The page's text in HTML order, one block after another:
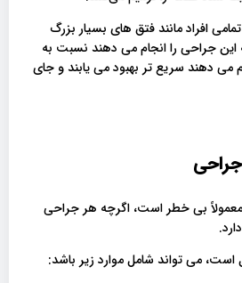
افراد مانند فتق های بسیار بزرگ
جراحی را انجام می دهند نسبت به
می دهند سریع تر بهبود می یابند و جای
بی خطر است، اگرچه هر جراحی
می تواند شامل موارد زیر باشد: